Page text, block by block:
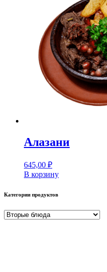
Алазани
645,00 ₽
В корзину
Категории продуктов